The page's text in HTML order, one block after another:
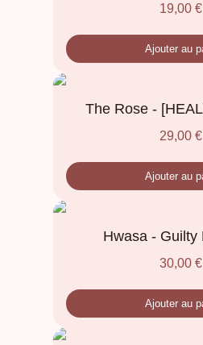
19,00 €
Ajouter au
The Rose -
29,00 €
Ajouter au
Hwasa - Guilty
30,00 €
Ajouter au